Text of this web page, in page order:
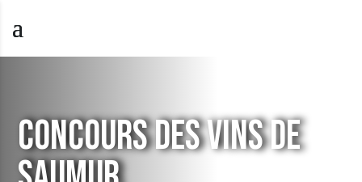
CONCOURS DES VINS DE